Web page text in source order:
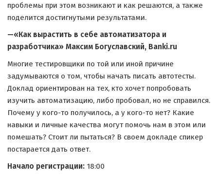
проблемы при этом возникают и как решаются, а также
поделится достигнутыми результатами.
—«Как вырастить в себе автоматизатора и
разработчика» Максим Богуславский, Banki.ru
Многие тестировщики по той или иной причине
задумываются о том, чтобы начать писать автотесты.
Доклад ориентирован на тех, кто хочет попробовать
изучить автоматизацию, либо пробовал, но не справился.
Почему у кого-то получилось, а у кого-то нет? Какие
навыки и личные качества могут помочь нам в этом или
помешать? Стоит ли пытаться? В своем докладе спикер
постарается дать ответ.
Начало регистрации: 18:00